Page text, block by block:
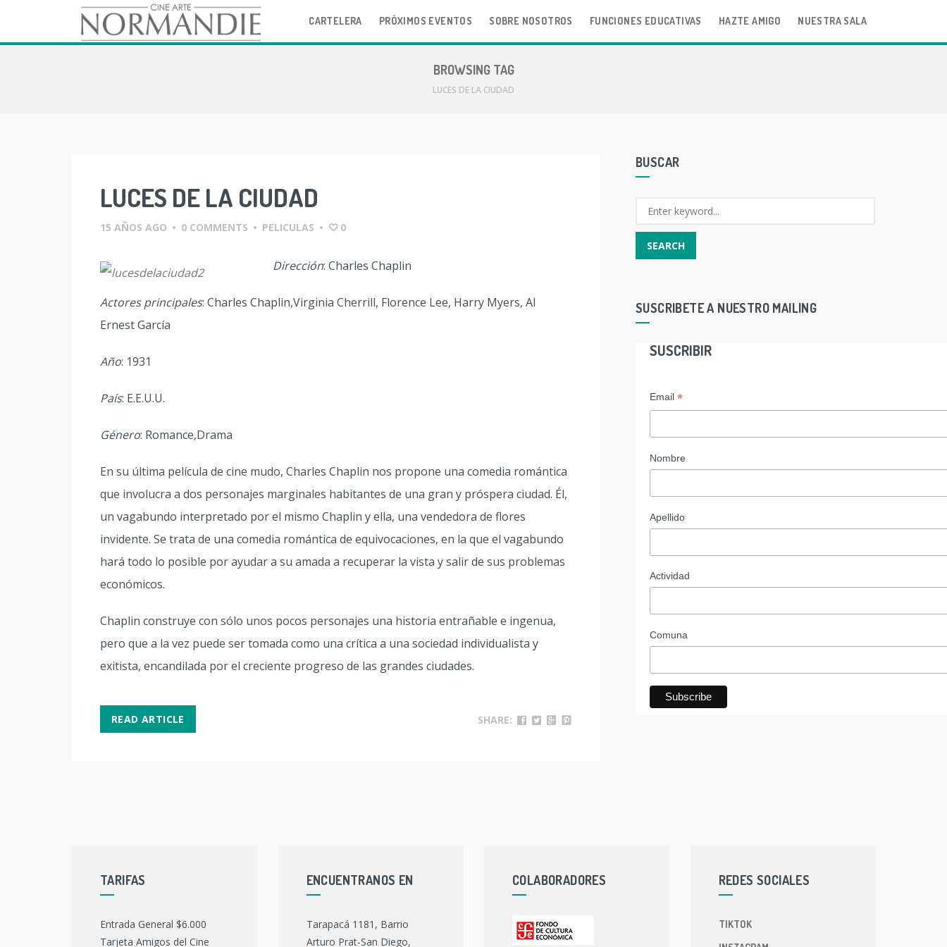
CARTELERA PRÓXIMOS EVENTOS SOBRE NOSOTROS FUNCIONES EDUCATIVAS HAZTE AMIGO NUESTRA SALA
BROWSING TAG
LUCES DE LA CIUDAD
LUCES DE LA CIUDAD
15 AÑOS AGO • 0 COMMENTS • PELICULAS • 0
Dirección: Charles Chaplin
Actores principales: Charles Chaplin,Virginia Cherrill, Florence Lee, Harry Myers, Al
Ernest García
Año: 1931
País: E.E.U.U.
Género: Romance,Drama
En su última película de cine mudo, Charles Chaplin nos propone una comedia romántica
que involucra a dos personajes marginales habitantes de una gran y próspera ciudad. Él,
un vagabundo interpretado por el mismo Chaplin y ella, una vendedora de flores
invidente. Se trata de una comedia romántica de equivocaciones, en la que el vagabundo
hará todo lo posible por ayudar a su amada a recuperar la vista y salir de sus problemas
económicos.
Chaplin construye con sólo unos pocos personajes una historia entrañable e ingenua,
pero que a la vez puede ser tomada como una crítica a una sociedad individualista y
exitista, encandilada por el creciente progreso de las grandes ciudades.
READ ARTICLE SHARE:
BUSCAR
SUSCRIBETE A NUESTRO MAILING
SUSCRIBIR
Email *
Nombre
Apellido
Actividad
Comuna
TARIFAS
Entrada General $6.000
Tarjeta Amigos del Cine
ENCUENTRANOS EN
Tarapacá 1181, Barrio
Arturo Prat-San Diego,
COLABORADORES REDES SOCIALES
TIKTOK